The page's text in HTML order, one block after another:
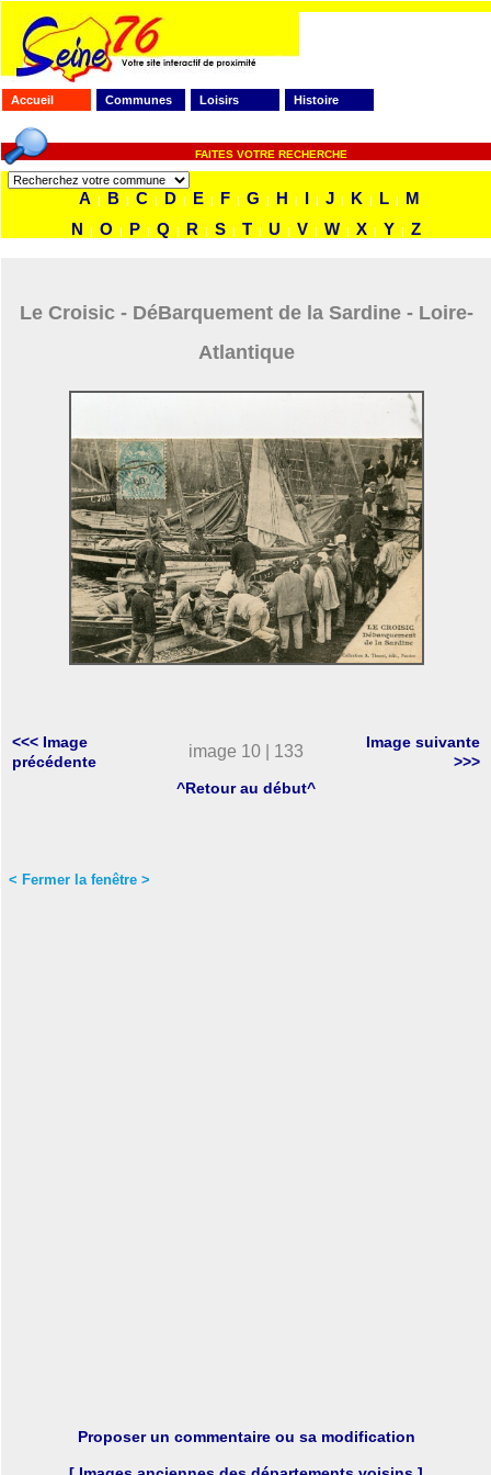
Accueil Communes Loisirs Histoire
FAITES VOTRE RECHERCHE
A | B | C | D | E | F | G | H | I | J | K | L |
M
N
| O | P | Q | R | S | T | U | V | W | X | Y | Z
Le Croisic - DéBarquement de la Sardine - Loire-
Atlantique
<<< Image
précédente
image 10 | 133
Image suivante
>>>
^Retour au début^
< Fermer la fenêtre >
Proposer un commentaire ou sa modification